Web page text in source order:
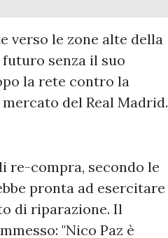
verso le zone alte della
senza il suo
la rete contro la
del Real Madrid.
re-compra, secondo le
pronta ad esercitare
di riparazione. Il
"Nico Paz è